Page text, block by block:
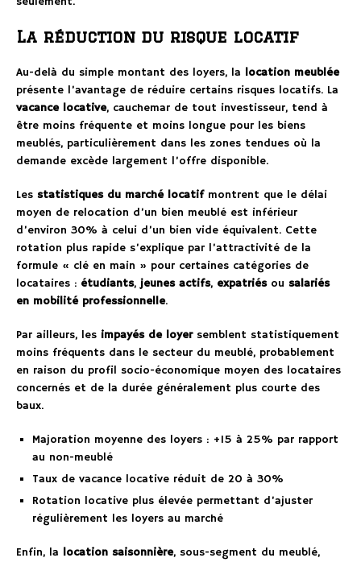
La réduction du risque locatif
Au-delà du simple montant des loyers, la location meublée
présente l’avantage de réduire certains risques locatifs. La
vacance locative, cauchemar de tout investisseur, tend à
être moins fréquente et moins longue pour les biens
meublés, particulièrement dans les zones tendues où la
demande excède largement l’offre disponible.
Les statistiques du marché locatifmontrent que le délai
moyen de relocation d’un bien meublé est inférieur
d’environ 30% à celui d’un bien vide équivalent. Cette
rotation plus rapide s’explique par l’attractivité de la
formule « clé en main » pour certaines catégories de
locataires : étudiants,jeunes actifs, expatriésou salariés
en mobilité professionnelle.
Par ailleurs, les impayés de loyersemblent statistiquement
moins fréquents dans le secteur du meublé, probablement
en raison du profil socio-économique moyen des locataires
concernés et de la durée généralement plus courte des
baux.
Majoration moyenne des loyers : +15 à 25% par rapport
au non-meublé
Taux de vacance locative réduit de 20 à 30%
Rotation locative plus élevée permettant d’ajuster
régulièrement les loyers au marché
Enfin, la location saisonnière, sous-segment du meublé,